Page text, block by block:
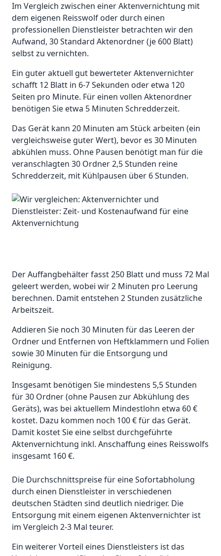
Im Vergleich zwischen einer Aktenvernichtung mit
dem eigenen Reisswolf oder durch einen
professionellen Dienstleister betrachten wir den
Aufwand, 30 Standard Aktenordner (je 600 Blatt)
selbst zu vernichten.
Ein guter aktuell gut bewerteter Aktenvernichter
schafft 12 Blatt in 6-7 Sekunden oder etwa 120
Seiten pro Minute. Für einen vollen Aktenordner
benötigen Sie etwa 5 Minuten Schredderzeit.
Das Gerät kann 20 Minuten am Stück arbeiten (ein
vergleichsweise guter Wert), bevor es 30 Minuten
abkühlen muss. Ohne Pausen benötigt man für die
veranschlagten 30 Ordner 2,5 Stunden reine
Schredderzeit, mit Kühlpausen über 6 Stunden.
Der Auffangbehälter fasst 250 Blatt und muss 72 Mal
geleert werden, wobei wir 2 Minuten pro Leerung
berechnen. Damit entstehen 2 Stunden zusätzliche
Arbeitszeit.
Addieren Sie noch 30 Minuten für das Leeren der
Ordner und Entfernen von Heftklammern und Folien
sowie 30 Minuten für die Entsorgung und
Reinigung.
Insgesamt benötigen Sie mindestens 5,5 Stunden
für 30 Ordner (ohne Pausen zur Abkühlung des
Geräts), was bei aktuellem Mindestlohn etwa 60 €
kostet. Dazu kommen noch 100 € für das Gerät.
Damit kostet Sie eine selbst durchgeführte
Aktenvernichtung inkl. Anschaffung eines Reisswolfs
insgesamt 160 €.
Die Durchschnittspreise für eine Sofortabholung
durch einen Dienstleister in verschiedenen
deutschen Städten sind deutlich niedriger. Die
Entsorgung mit einem eigenen Aktenvernichter ist
im Vergleich 2-3 Mal teurer.
Ein weiterer Vorteil eines Dienstleisters ist das